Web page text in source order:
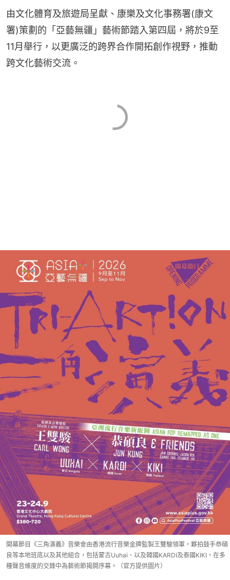
由文化體育及旅遊局呈獻、康樂及文化事務署(康文
署)策劃的「亞藝無疆」藝術節踏入第四屆，將於9至
11月舉行，以更廣泛的跨界合作開拓創作視野，推動
跨文化藝術交流。
開幕節目《三角演義》音樂會由香港流行音樂金牌監製王雙駿領軍，夥拍鼓手恭碩
良等本地班底以及其他組合，包括蒙古Uuhai、以及韓國KARDI及泰國KIKI，在多
種聲音維度的交鋒中為藝術節揭開序幕。（官方提供圖片）